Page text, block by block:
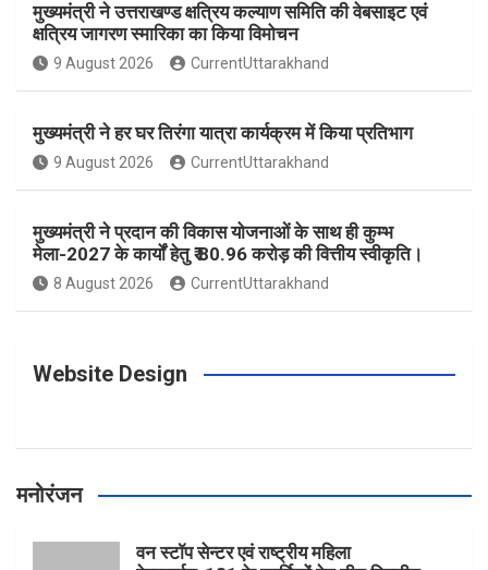
e
b
o
o
k
t
a
g
r
a
t
e
r
e
s
t
e
r
u
मुख्यमंत्री ने उत्तराखण्ड क्षत्रिय कल्याण समिति की वेबसाइट एवं
क्षत्रिय जागरण स्मारिका का किया विमोचन
9 August 2026 CurrentUttarakhand
मुख्यमंत्री ने हर घर तिरंगा यात्रा कार्यक्रम में किया प्रतिभाग
9 August 2026 CurrentUttarakhand
मुख्यमंत्री ने प्रदान की विकास योजनाओं के साथ ही कुम्भ
मेला-2027 के कार्यों हेतु ₹ 80.96 करोड़ की वित्तीय स्वीकृति।
8 August 2026 CurrentUttarakhand
Website Design
मनोरंजन
वन स्टॉप सेन्टर एवं राष्ट्रीय महिला